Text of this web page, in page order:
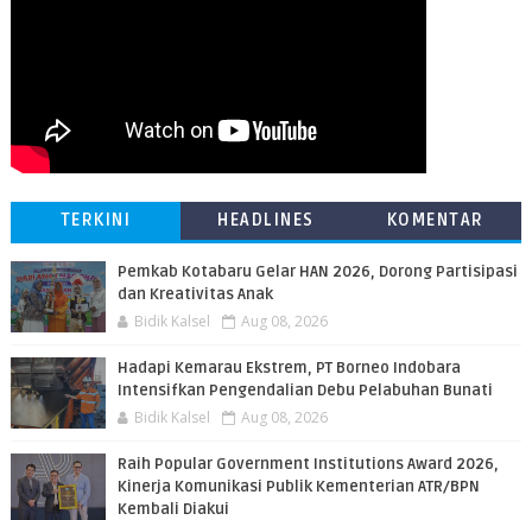
TERKINI HEADLINES KOMENTAR
Pemkab Kotabaru Gelar HAN 2026, Dorong Partisipasi
dan Kreativitas Anak
Bidik Kalsel Aug 08, 2026
​Hadapi Kemarau Ekstrem, PT Borneo Indobara
Intensifkan Pengendalian Debu Pelabuhan Bunati
Bidik Kalsel Aug 08, 2026
Raih Popular Government Institutions Award 2026,
Kinerja Komunikasi Publik Kementerian ATR/BPN
Kembali Diakui